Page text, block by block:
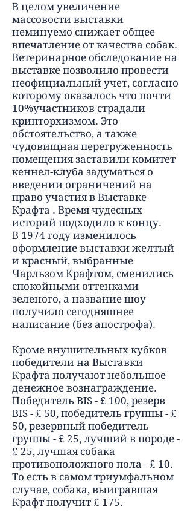
В целом увеличение
массовости выставки
неминуемо снижает общее
впечатление от качества собак.
Ветеринарное обследование на
выставке позволило провести
неофициальный учет, согласно
которому оказалось что почти
10%участников страдали
крипторхизмом. Это
обстоятельство, а также
чудовищная перегруженность
помещения заставили комитет
кеннел-клуба задуматься о
введении ограничений на
право участия в Выставке
Крафта . Время чудесных
историй подходило к концу.
В 1974 году изменилось
оформление выставки желтый
и красный, выбранные
Чарльзом Крафтом, сменились
спокойными оттенками
зеленого, а название шоу
получило сегодняшнее
написание (без апострофа).
Кроме внушительных кубков
победители на Выставки
Крафта получают небольшое
денежное вознаграждение.
Победитель BIS - £ 100, резерв
BIS - £ 50, победитель группы - £
50, резервный победитель
группы - £ 25, лучший в породе -
£ 25, лучшая собака
противоположного пола - £ 10.
То есть в самом триумфальном
случае, собака, выигравшая
Крафт получит £ 175.